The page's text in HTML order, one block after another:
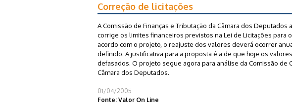
Correção de licitações
A Comissão de Finanças e Tributação da Câmara dos
corrige os limites financeiros previstos na Lei de Licitações para
acordo com o projeto, o reajuste dos valores deverá ocorrer
definido. A justificativa para a proposta é a de que hoje os
defasados. O projeto segue agora para análise da Comissão de
Câmara dos Deputados.
01/04/2005
Fonte: Valor On Line